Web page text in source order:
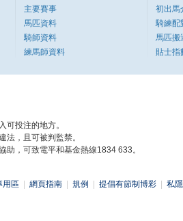
主要賽事
馬匹資料
騎師資料
練馬師資料
初出馬
騎練配
馬匹搬
貼士指
可投注的地方。
法，且可被判監禁。
助，可致電平和基金熱線1834 633。
用區 網頁指南 規例 提倡有節制博彩 私